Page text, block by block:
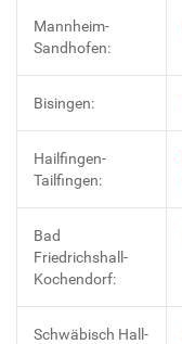
Mannheim-
Sandhofen:
Bisingen:
Hailfingen-
Tailfingen:
Bad
Friedrichshall-
Kochendorf:
Schwäbisch Hall-